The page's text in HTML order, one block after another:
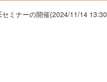
ミナーの開催(2024/11/14